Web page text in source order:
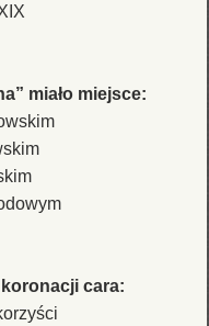
miało miejsce:
cara: